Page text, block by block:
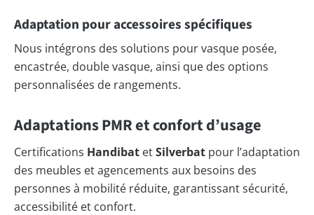
Adaptation pour accessoires spécifiques
Nous intégrons des solutions pour vasque posée,
encastrée, double vasque, ainsi que des options
personnalisées de rangements.
Adaptations PMR et confort d’usage
Certifications Handibat etSilverbat pour l’adaptation
des meubles et agencements aux besoins des
personnes à mobilité réduite, garantissant sécurité,
accessibilité et confort.